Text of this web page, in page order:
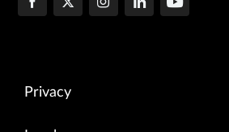
Privacy